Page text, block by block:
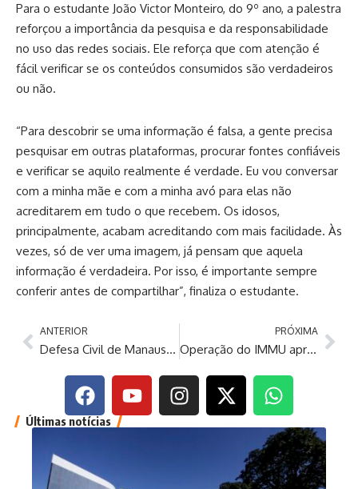
Para o estudante João Victor Monteiro, do 9º ano, a palestra
reforçou a importância da pesquisa e da responsabilidade
no uso das redes sociais. Ele reforça que com atenção é
fácil verificar se os conteúdos consumidos são verdadeiros
ou não.
“Para descobrir se uma informação é falsa, a gente precisa
pesquisar em outras plataformas, procurar fontes confiáveis
e verificar se aquilo realmente é verdade. Eu vou conversar
com a minha mãe e com a minha avó para elas não
acreditarem em tudo o que recebem. Os idosos,
principalmente, acabam acreditando com mais facilidade. Às
vezes, só de ver uma imagem, já pensam que aquela
informação é verdadeira. Por isso, é importante sempre
conferir antes de compartilhar”, finaliza o estudante.
ANTERIOR
Defesa Civil de Manaus recebe representantes de Porto Velho para intercâmbio de experiências
PRÓXIMA
Operação do IMMU apreende micro-ônibus com roda sem parafuso
Últimas notícias